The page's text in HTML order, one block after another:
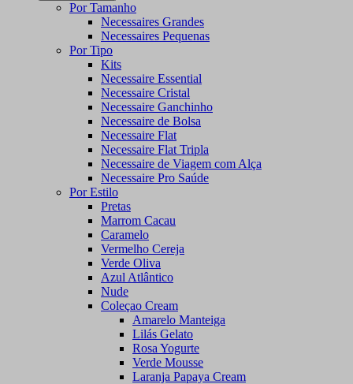
Por Tamanho
Necessaires Grandes
Necessaires Pequenas
Por Tipo
Kits
Necessaire Essential
Necessaire Cristal
Necessaire Ganchinho
Necessaire de Bolsa
Necessaire Flat
Necessaire Flat Tripla
Necessaire de Viagem com Alça
Necessaire Pro Saúde
Por Estilo
Pretas
Marrom Cacau
Caramelo
Vermelho Cereja
Verde Oliva
Azul Atlântico
Nude
Coleçao Cream
Amarelo Manteiga
Lilás Gelato
Rosa Yogurte
Verde Mousse
Laranja Papaya Cream